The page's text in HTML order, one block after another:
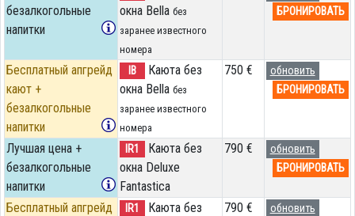
безалкогольные
напитки
окна Bella без
заранее известного
номера
БРОНИРОВАТЬ
Бесплатный апгрейд
кают +
безалкогольные
напитки
IB
Каюта без
окна Bella без
заранее известного
номера
750 €
обновить
БРОНИРОВАТЬ
Лучшая цена +
безалкогольные
напитки
IR1
Каюта без
окна Deluxe
Fantastica
790 €
обновить
БРОНИРОВАТЬ
Бесплатный апгрейд
IR1
Каюта без
790 €
обновить